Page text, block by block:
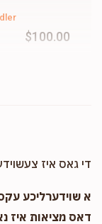
$100.00
$20.00
די גאס איז
א שוידערליכע
דאס מציאות איז